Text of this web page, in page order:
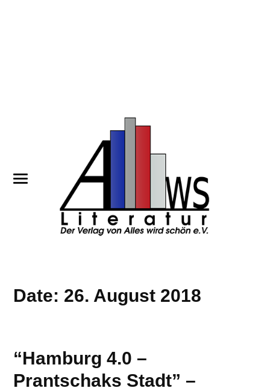
Date: 26. August 2018
“Hamburg 4.0 –
Prantschaks Stadt” –